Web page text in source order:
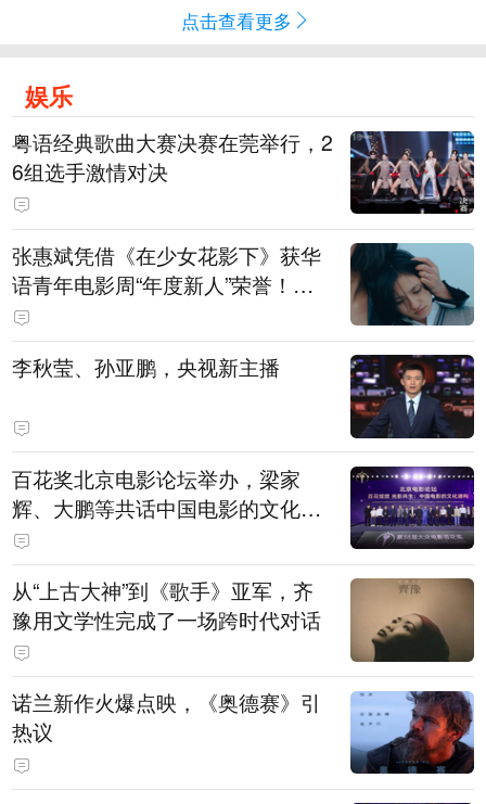
点击查看更多
娱乐
粤语经典歌曲大赛决赛在莞举行，2
6组选手激情对决
张惠斌凭借《在少女花影下》获华
语青年电影周“年度新人”荣誉！该
电影全程在广州取景，采用粤语对
白，主演均为广州本土演员
李秋莹、孙亚鹏，央视新主播
百花奖北京电影论坛举办，梁家
辉、大鹏等共话中国电影的文化建
构
从“上古大神”到《歌手》亚军，齐
豫用文学性完成了一场跨时代对话
诺兰新作火爆点映，《奥德赛》引
热议